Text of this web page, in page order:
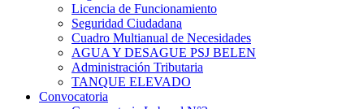
Licencia de Funcionamiento
Seguridad Ciudadana
Cuadro Multianual de Necesidades
AGUA Y DESAGUE PSJ BELEN
Administración Tributaria
TANQUE ELEVADO
Convocatoria